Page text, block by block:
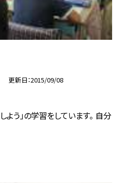
更新日 2015/09/08
よう」の学習をしています。 自分